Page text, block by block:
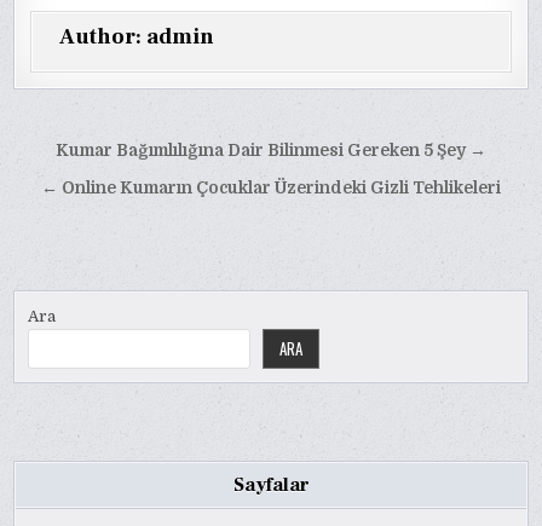
Author: admin
Yazı
gezinmesi
Kumar Bağımlılığına Dair Bilinmesi Gereken 5 Şey →
← Online Kumarın Çocuklar Üzerindeki Gizli Tehlikeleri
Ara
ARA
Sayfalar